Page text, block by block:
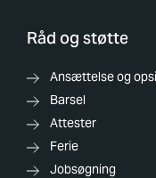
Råd og støtte
Ansættelse og
Barsel
Attester
Ferie
Jobsøgning